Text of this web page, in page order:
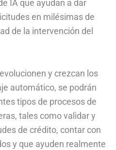
IA que ayudan a dar
en milésimas de
de la intervención del
y crezcan los
automático, se podrán
tipos de procesos de
tales como validar y
de crédito, contar con
y que ayuden realmente